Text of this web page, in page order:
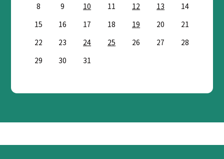
8
9 10 11 12 13
14
15
16 17 18 19 20
21
22
23 24 25 26 27
28
29
30 31